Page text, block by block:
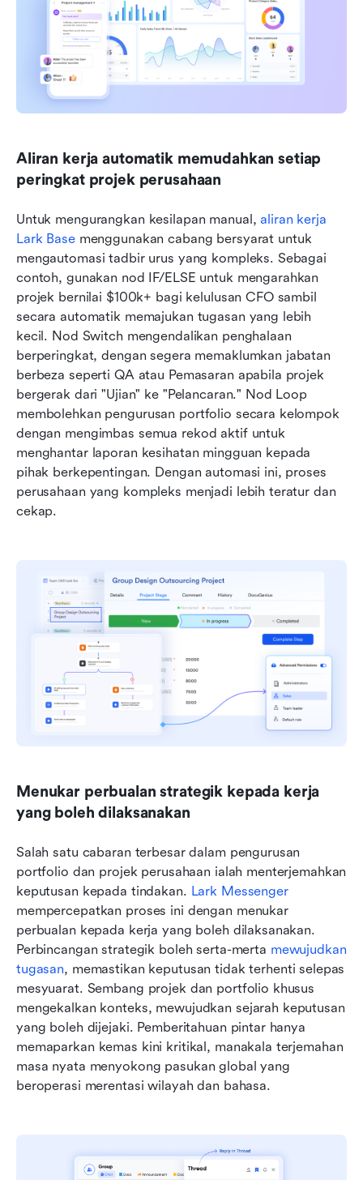
Aliran kerja automatik memudahkan setiap
peringkat projek perusahaan
Untuk mengurangkan kesilapan manual, aliran kerja
Lark Base menggunakan cabang bersyarat untuk
mengautomasi tadbir urus yang kompleks. Sebagai
contoh, gunakan nod IF/ELSE untuk mengarahkan
projek bernilai $100k+ bagi kelulusan CFO sambil
secara automatik memajukan tugasan yang lebih
kecil. Nod Switch mengendalikan penghalaan
berperingkat, dengan segera memaklumkan jabatan
berbeza seperti QA atau Pemasaran apabila projek
bergerak dari "Ujian" ke "Pelancaran." Nod Loop
membolehkan pengurusan portfolio secara kelompok
dengan mengimbas semua rekod aktif untuk
menghantar laporan kesihatan mingguan kepada
pihak berkepentingan. Dengan automasi ini, proses
perusahaan yang kompleks menjadi lebih teratur dan
cekap.
Menukar perbualan strategik kepada kerja
yang boleh dilaksanakan
Salah satu cabaran terbesar dalam pengurusan
portfolio dan projek perusahaan ialah menterjemahkan
keputusan kepada tindakan. Lark Messenger
mempercepatkan proses ini dengan menukar
perbualan kepada kerja yang boleh dilaksanakan.
Perbincangan strategik boleh serta-merta mewujudkan
tugasan, memastikan keputusan tidak terhenti selepas
mesyuarat. Sembang projek dan portfolio khusus
mengekalkan konteks, mewujudkan sejarah keputusan
yang boleh dijejaki. Pemberitahuan pintar hanya
memaparkan kemas kini kritikal, manakala terjemahan
masa nyata menyokong pasukan global yang
beroperasi merentasi wilayah dan bahasa.